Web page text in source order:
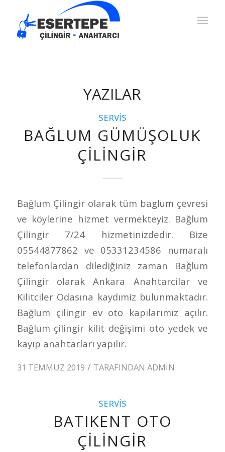
YAZILAR
SERVIS
BAĞLUM GÜMÜŞOLUK
ÇILINGIR
Bağlum Çilingir olarak tüm baglum çevresi
ve köylerine hizmet vermekteyiz. Bağlum
Çilingir 7/24 hizmetinizdedir. Bize
05544877862 ve 05331234586 numaralı
telefonlardan dilediğiniz zaman Bağlum
Çilingir olarak Ankara Anahtarcilar ve
Kilitciler Odasına kaydımiz bulunmaktadır.
Bağlum çilingir ev oto kapılarımız açılır.
Bağlum çilingir kilit değişimi oto yedek ve
kayıp anahtarları yapılır.
31 TEMMUZ 2019 / TARAFINDAN ADMIN
SERVIS
BATIKENT OTO
ÇILINGIR